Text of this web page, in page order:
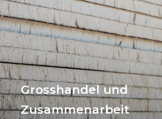
Grosshandel und
Zusammenarbeit